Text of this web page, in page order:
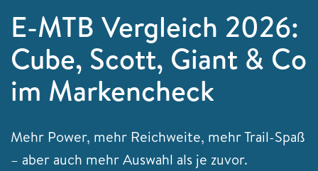
E-MTB Vergleich 2026:
Cube, Scott, Giant & Co
im Markencheck
Mehr Power, mehr Reichweite, mehr Trail-Spaß
– aber auch mehr Auswahl als je zuvor.